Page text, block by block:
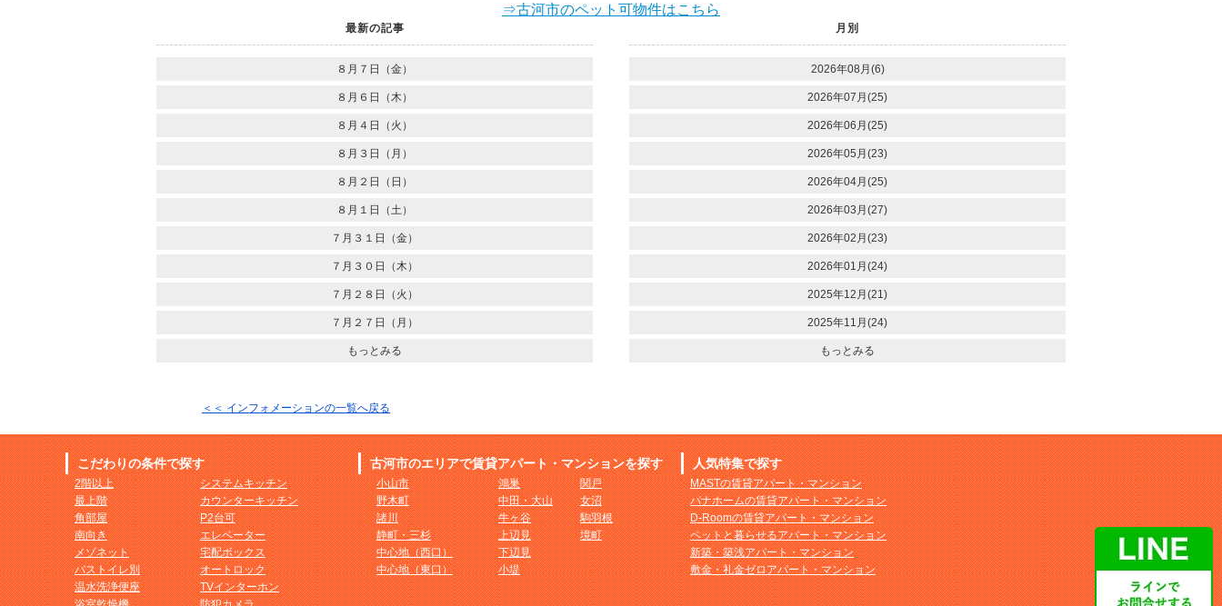
⇒古河市のペット可物件はこちら
最新の記事
８月７日（金）
８月６日（木）
８月４日（火）
８月３日（月）
８月２日（日）
８月１日（土）
７月３１日（金）
７月３０日（木）
７月２８日（火）
７月２７日（月）
もっとみる
月別
2026年08月(6)
2026年07月(25)
2026年06月(25)
2026年05月(23)
2026年04月(25)
2026年03月(27)
2026年02月(23)
2026年01月(24)
2025年12月(21)
2025年11月(24)
もっとみる
＜＜ インフォメーションの一覧へ戻る
こだわりの条件で探す
2階以上
最上階
角部屋
南向き
メゾネット
バストイレ別
温水洗浄便座
システムキッチン
カウンターキッチン
P2台可
エレベーター
宅配ボックス
オートロック
TVインターホン
古河市のエリアで賃貸アパート・マンションを探す
小山市
野木町
諸川
静町・三杉
中心地（西口）
中心地（東口）
鴻巣
中田・大山
牛ヶ谷
上辺見
下辺見
小堤
関戸
女沼
駒羽根
境町
人気特集で探す
MASTの賃貸アパート・マンション
パナホームの賃貸アパート・マンション
D-Roomの賃貸アパート・マンション
ペットと暮らせるアパート・マンション
新築・築浅アパート・マンション
敷金・礼金ゼロアパート・マンション